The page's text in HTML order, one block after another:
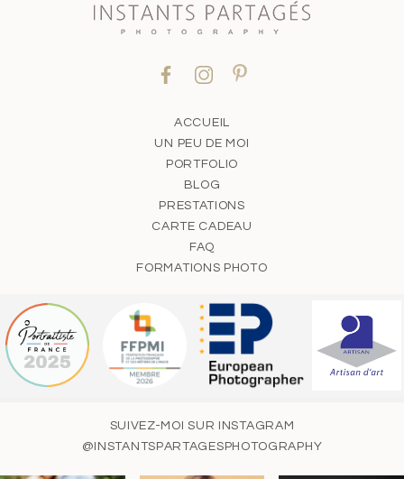
ACCUEIL
UN PEU DE MOI
PORTFOLIO
BLOG
PRESTATIONS
CARTE CADEAU
FAQ
FORMATIONS PHOTO
SUIVEZ-MOI SUR INSTAGRAM
@INSTANTSPARTAGESPHOTOGRAPHY